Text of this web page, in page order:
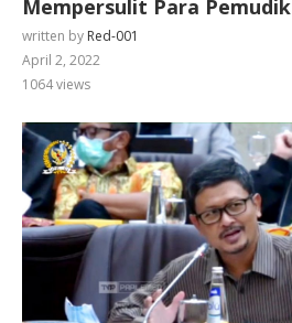
Mempersulit Para Pemudik
written by Red-001
April 2, 2022
1064views